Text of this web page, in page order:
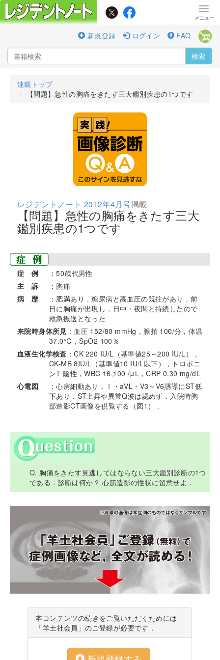
新規登録 ログイン FAQ
検索
連載トップ
【問題】急性の胸痛をきたす三大鑑別疾患の1つです
レジデントノート 2012年4月号掲載
【問題】急性の胸痛をきたす三大
鑑別疾患の1つです
症 例
：50歳代男性
主 訴
：胸痛
病 歴
：肥満あり．糖尿病と高血圧の既往があり．前
日に胸痛が出現し，日中・夜間と持続したので
救急搬送となった
来院時身体所見 ：血圧 152/80 mmHg，脈拍 100/分，体温
37.0℃，SpO2 100％
血液生化学検査 ：CK 220 IU/L（基準値25～200 IU/L），
CK-MB 8IU/L（基準値10 IU/L以下），トロポニ
ンT 陰性，WBC 16,100 /μL，CRP 0.30 mg/dL
心電図
：心房細動あり．Ⅰ・aVL・V3～V6誘導にST低
下あり．ST上昇や異常Q波は認めず．入院時胸
部造影CT画像を供覧する（図1）．
Q. 胸痛をきたす見逃してはならない三大鑑別診断の1つ
である．診断は何か？ 心筋造影の性状に留意せよ．
本コンテンツの続きをご覧いただくためには
「羊土社会員」のご登録が必要です．